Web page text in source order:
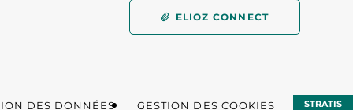
ELIOZ CONNECT
DES DONNÉES GESTION DES COOKIES STRATIS